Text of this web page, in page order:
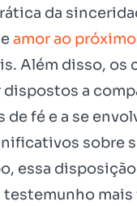
da
amor ao próximo
Além disso, os
dispostos a
de fé e a se
sobre
essa
testemunho